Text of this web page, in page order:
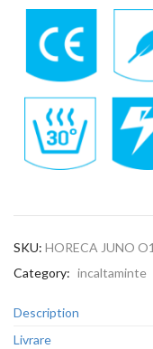
SKU: HORECA JUNO
Category: incaltaminte
Description
Livrare